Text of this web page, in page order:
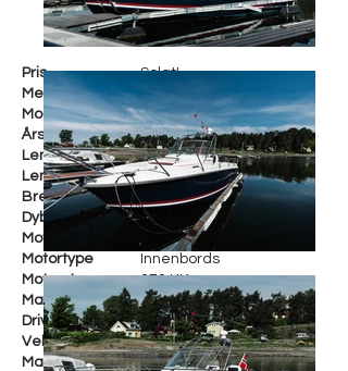
Pris
Solgt!
Merke
Windy
Modell
28 Ghibli
Årsmodell
2001
Lengde i cm
845 cm
Lengde i fot
28 fot
Bredde
270 cm
Dybde
Motorfabrikant
Volvo Penta D6-370
Motortype
Innenbords
Motorstr.
370 HK
Maks fart
41 knop
Drivstoff
Diesel
Vekt
ca. 2 600 KG
Materiale
Glassfiber